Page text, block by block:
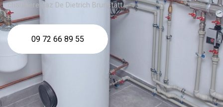
chaudière gaz De Dietrich Brunstatt
09 72 66 89 55